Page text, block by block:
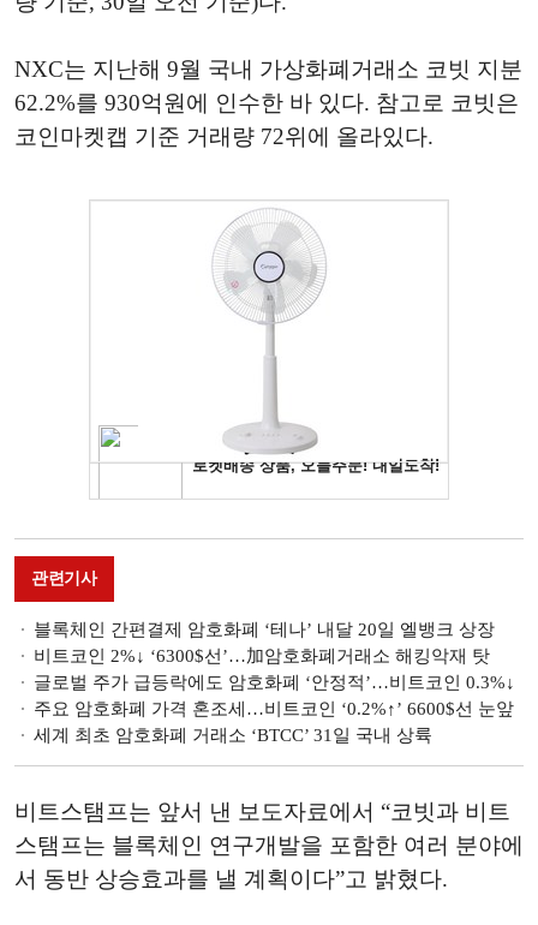
NXC는 지난해 9월 국내 가상화폐거래소 코빗 지분
62.2%를 930억원에 인수한 바 있다. 참고로 코빗은
코인마켓캡 기준 거래량 72위에 올라있다.
관련기사
블록체인 간편결제 암호화폐 ‘테나’ 내달 20일 엘뱅크 상장
비트코인 2%↓ ‘6300$선’…加암호화폐거래소 해킹악재 탓
글로벌 주가 급등락에도 암호화폐 ‘안정적’…비트코인 0.3%↓
주요 암호화폐 가격 혼조세…비트코인 ‘0.2%↑’ 6600$선 눈앞
세계 최초 암호화폐 거래소 ‘BTCC’ 31일 국내 상륙
비트스탬프는 앞서 낸 보도자료에서 “코빗과 비트
스탬프는 블록체인 연구개발을 포함한 여러 분야에
서 동반 상승효과를 낼 계획이다”고 밝혔다.